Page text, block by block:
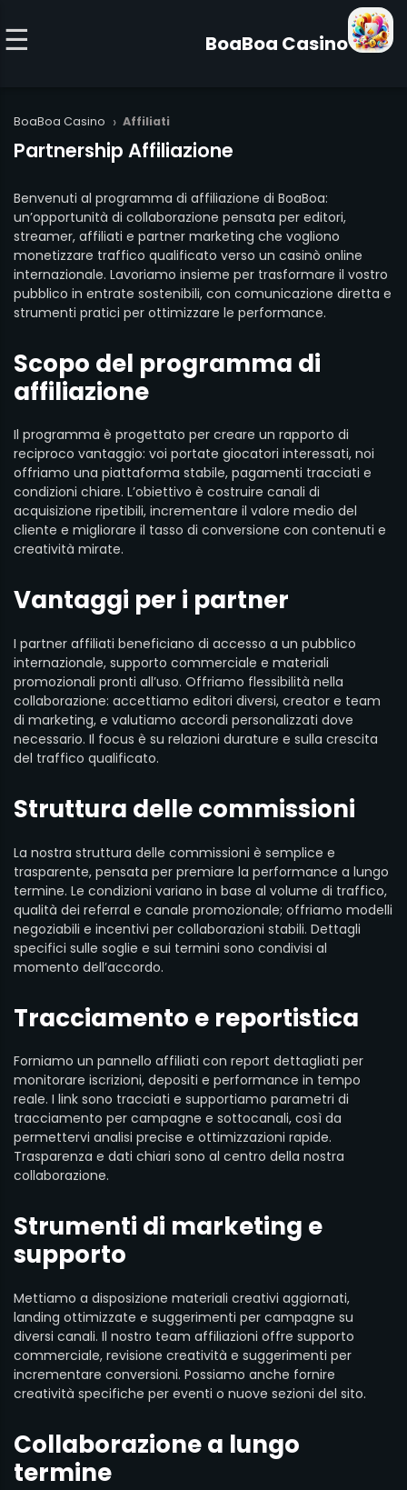
BoaBoa Casino
BoaBoa Casino › Affiliati
Partnership Affiliazione
Benvenuti al programma di affiliazione di BoaBoa:
un’opportunità di collaborazione pensata per editori,
streamer, affiliati e partner marketing che vogliono
monetizzare traffico qualificato verso un casinò online
internazionale. Lavoriamo insieme per trasformare il vostro
pubblico in entrate sostenibili, con comunicazione diretta e
strumenti pratici per ottimizzare le performance.
Scopo del programma di
affiliazione
Il programma è progettato per creare un rapporto di
reciproco vantaggio: voi portate giocatori interessati, noi
offriamo una piattaforma stabile, pagamenti tracciati e
condizioni chiare. L’obiettivo è costruire canali di
acquisizione ripetibili, incrementare il valore medio del
cliente e migliorare il tasso di conversione con contenuti e
creatività mirate.
Vantaggi per i partner
I partner affiliati beneficiano di accesso a un pubblico
internazionale, supporto commerciale e materiali
promozionali pronti all’uso. Offriamo flessibilità nella
collaborazione: accettiamo editori diversi, creator e team
di marketing, e valutiamo accordi personalizzati dove
necessario. Il focus è su relazioni durature e sulla crescita
del traffico qualificato.
Struttura delle commissioni
La nostra struttura delle commissioni è semplice e
trasparente, pensata per premiare la performance a lungo
termine. Le condizioni variano in base al volume di traffico,
qualità dei referral e canale promozionale; offriamo modelli
negoziabili e incentivi per collaborazioni stabili. Dettagli
specifici sulle soglie e sui termini sono condivisi al
momento dell’accordo.
Tracciamento e reportistica
Forniamo un pannello affiliati con report dettagliati per
monitorare iscrizioni, depositi e performance in tempo
reale. I link sono tracciati e supportiamo parametri di
tracciamento per campagne e sottocanali, così da
permettervi analisi precise e ottimizzazioni rapide.
Trasparenza e dati chiari sono al centro della nostra
collaborazione.
Strumenti di marketing e
supporto
Mettiamo a disposizione materiali creativi aggiornati,
landing ottimizzate e suggerimenti per campagne su
diversi canali. Il nostro team affiliazioni offre supporto
commerciale, revisione creatività e suggerimenti per
incrementare conversioni. Possiamo anche fornire
creatività specifiche per eventi o nuove sezioni del sito.
Collaborazione a lungo
termine